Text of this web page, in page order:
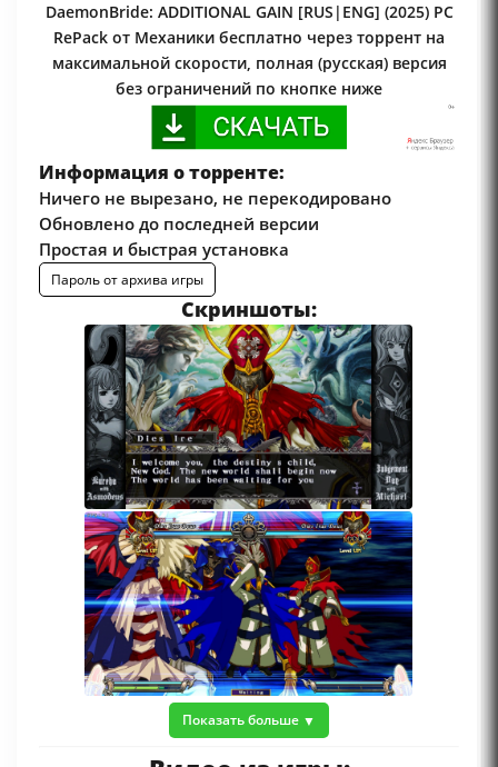
DaemonBride: ADDITIONAL GAIN [RUS|ENG] (2025) PC
RePack от Механики бесплатно через торрент на
максимальной скорости, полная (русская) версия
без ограничений по кнопке ниже
Информация о торренте:
Ничего не вырезано, не перекодировано
Обновлено до последней версии
Простая и быстрая установка
Пароль от архива игры
Скриншоты:
Показать больше